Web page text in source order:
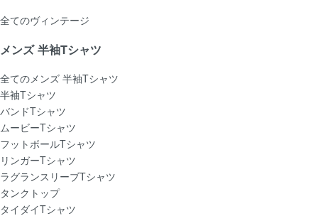
全てのヴィンテージ
メンズ 半袖Tシャツ
全てのメンズ 半袖Tシャツ
半袖Tシャツ
バンドTシャツ
ムービーTシャツ
フットボールTシャツ
リンガーTシャツ
ラグランスリーブTシャツ
タンクトップ
タイダイTシャツ